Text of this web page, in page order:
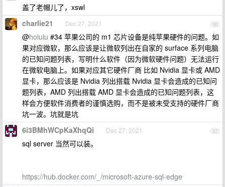
盖了老帽儿了，xswl
36
charlie21 Dec 27, 2021
@holulu #34 苹果公司的 m1 芯片设备是纯苹果硬件的问题。如
果对应微软，那么应该是让微软列出在自家的 surface 系列电脑
的已知问题列表，写明什么软件（因为微软硬件问题）无法运行
在微软电脑上。如果对应其它硬件厂商 比如 Nvidia 显卡或 AMD
显卡，那么应该是 Nvidia 列出搭载 Nvidia 显卡会造成的已知问
题列表，AMD 列出搭载 AMD 显卡会造成的已知问题列表，这
样会方便软件消费者的谨慎选购，而不是被未受支持的硬件厂商
坑一波。坑就是坑
37
6i3BMhWCpKaXhqQi Dec 27, 2021
sql server 当然可以装。
https://hub.docker.com/_/microsoft-azure-sql-edge